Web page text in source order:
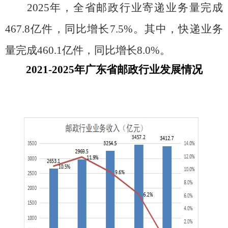
2025年，全省邮政行业寄递业务量完成
467.8亿件，同比增长 7.5%。其中，快递业务
量完成460.1亿件，同比增长8.0%。
2021-2025年广东省邮政行业发展情况